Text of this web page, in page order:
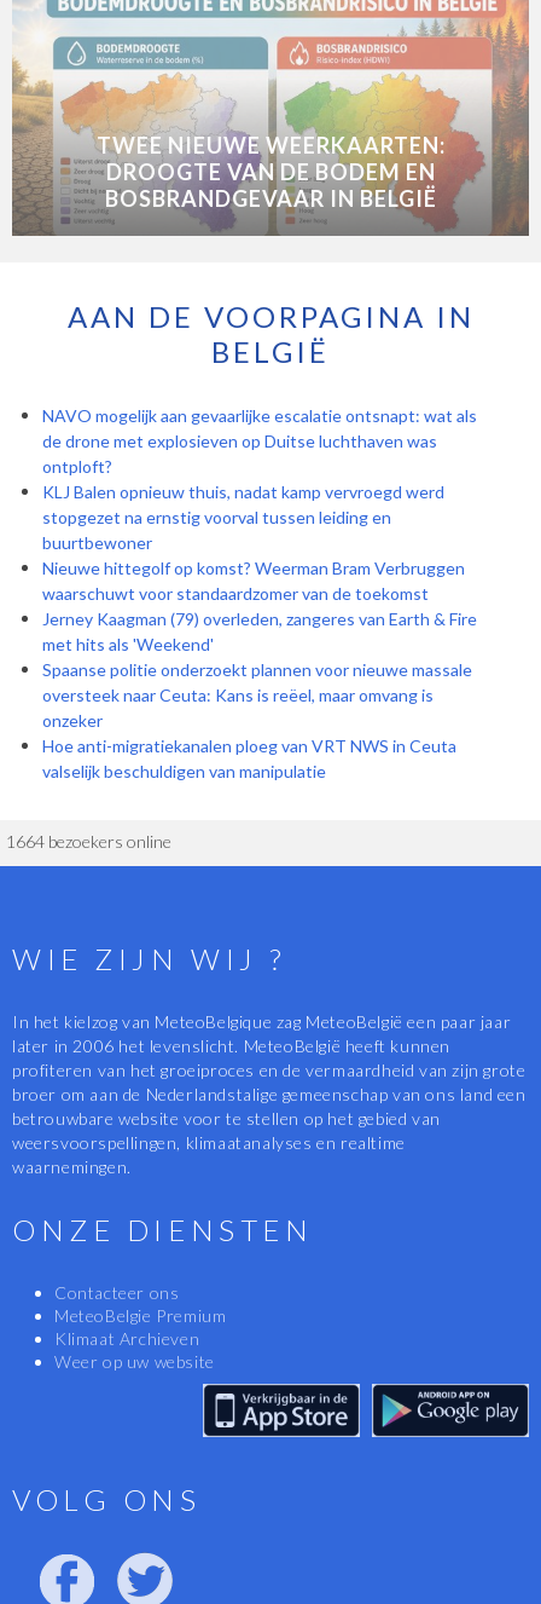
TWEE NIEUWE WEERKAARTEN:
DROOGTE VAN DE BODEM EN
BOSBRANDGEVAAR IN BELGIË
AAN DE VOORPAGINA IN
BELGIË
NAVO mogelijk aan gevaarlijke escalatie ontsnapt: wat als
de drone met explosieven op Duitse luchthaven was
ontploft?
KLJ Balen opnieuw thuis, nadat kamp vervroegd werd
stopgezet na ernstig voorval tussen leiding en
buurtbewoner
Nieuwe hittegolf op komst? Weerman Bram Verbruggen
waarschuwt voor standaardzomer van de toekomst
Jerney Kaagman (79) overleden, zangeres van Earth & Fire
met hits als 'Weekend'
Spaanse politie onderzoekt plannen voor nieuwe massale
oversteek naar Ceuta: Kans is reëel, maar omvang is
onzeker
Hoe anti-migratiekanalen ploeg van VRT NWS in Ceuta
valselijk beschuldigen van manipulatie
1664 bezoekers online
WIE ZIJN WIJ ?
In het kielzog van MeteoBelgique zag MeteoBelgië een paar jaar
later in 2006 het levenslicht. MeteoBelgië heeft kunnen
profiteren van het groeiproces en de vermaardheid van zijn grote
broer om aan de Nederlandstalige gemeenschap van ons land een
betrouwbare website voor te stellen op het gebied van
weersvoorspellingen, klimaatanalyses en realtime
waarnemingen.
ONZE DIENSTEN
Contacteer ons
MeteoBelgie Premium
Klimaat Archieven
Weer op uw website
VOLG ONS